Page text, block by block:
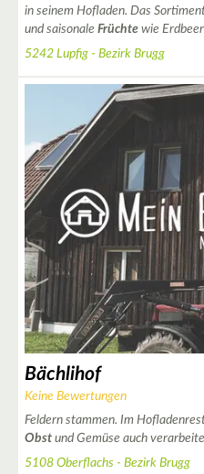
in seinem Hofladen. Das
und saisonale Früchte wie
5242 Lupfig - Bezirk Brugg
Bächlihof
Keine Bewertungen
Feldern stammen. Im
Obst und Gemüse auch
5108 Oberflachs - Bezirk Brugg